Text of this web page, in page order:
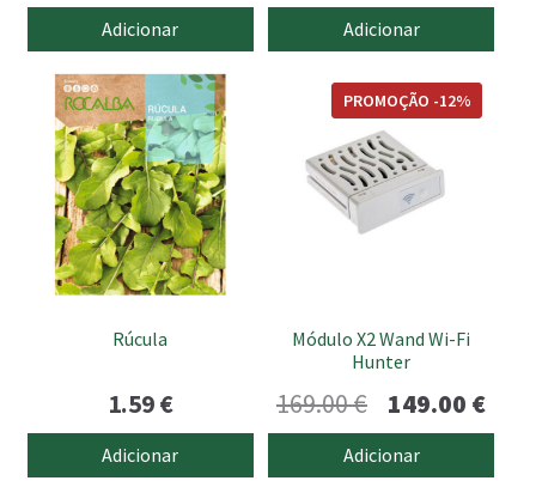
preço
original
era:
9.00 €.
preço
atual
é:
7.90 €.
Adicionar Adicionar
Rúcula
1.59€
Adicionar
Módulo X2 Wand Wi-Fi
Hunter
PROMOÇÃO -12%
169.00€
preço
original
149.00 €O
Adicionar